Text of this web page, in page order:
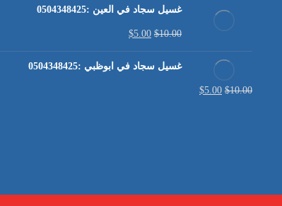
غسيل سجاد في العين :0504348425
$10.00
$5.00
غسيل سجاد في ابوظبي :0504348425
$10.00
$5.00